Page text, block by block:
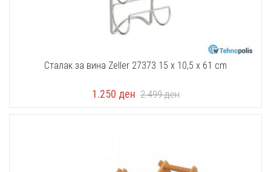
Сталак за вина Zeller 27373 15 x 10,5 x 61 cm
1.250 ден 2.499ден